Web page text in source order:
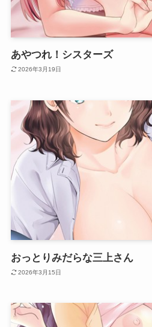
あやつれ！シスターズ
2026年3月19日
おっとりみだらな三上さん
2026年3月15日